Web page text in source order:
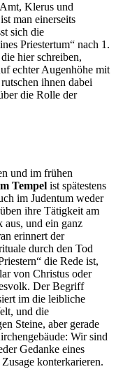
Klerus und
man einerseits
sich die
Priestertum“ nach 1.
hier schreiben,
echter Augenhöhe mit
ihnen dabei
die Rolle der
und im frühen
Tempel ist spätestens
im Judentum weder
ihre Tätigkeit am
aus, und ein ganz
erinnert der
durch den Tod
die Rede ist,
von Christus oder
Der Begriff
im die leibliche
und die
Steine, aber gerade
Wir sind
Gedanke eines
konterkarieren.